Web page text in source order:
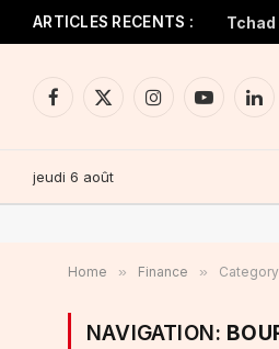
ARTICLES RECENTS :
Facebook
X
InstagramYouTube
jeudi 6 août
Home » Finance »
NAVIGATION: